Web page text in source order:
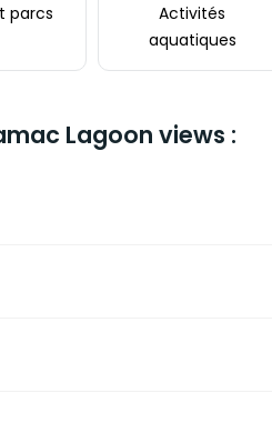
parcs
Activités
aquatiques
Lagoon views :